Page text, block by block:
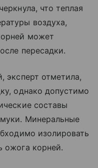
что теплая
воздуха,
может
пересадки.
эксперт отметила,
однако допустимо
составы
Минеральные
изолировать
ожога корней.